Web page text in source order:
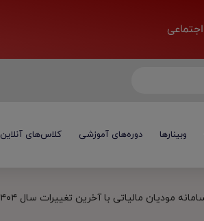
وبینارها دوره‌های آموزشی کلاس‌های آنلاین
مودیان مالیاتی با آخرین تغییرات سال ۱۴۰۴